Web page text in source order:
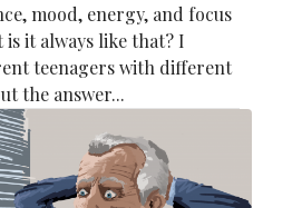
mood, energy, and focus
is it always like that? I
teenagers with different
the answer...